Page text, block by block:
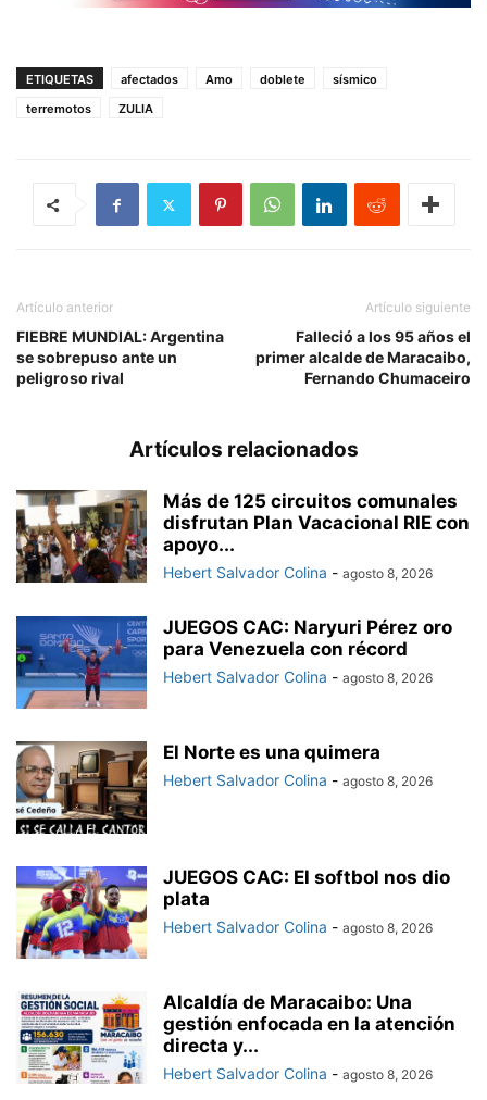
ETIQUETAS afectados Amo doblete
sísmico
terremotos
ZULIA
Artículo anterior
FIEBRE MUNDIAL: Argentina
se sobrepuso ante un
peligroso rival
Artículo siguiente
Falleció a los 95 años el
primer alcalde de Maracaibo,
Fernando Chumaceiro
Artículos relacionados
Más de 125 circuitos comunales
disfrutan Plan Vacacional RIE con
apoyo...
Hebert Salvador Colina - agosto 8, 2026
JUEGOS CAC: Naryuri Pérez oro
para Venezuela con récord
Hebert Salvador Colina - agosto 8, 2026
El Norte es una quimera
Hebert Salvador Colina - agosto 8, 2026
JUEGOS CAC: El softbol nos dio
plata
Hebert Salvador Colina - agosto 8, 2026
Alcaldía de Maracaibo: Una
gestión enfocada en la atención
directa y...
Hebert Salvador Colina - agosto 8, 2026